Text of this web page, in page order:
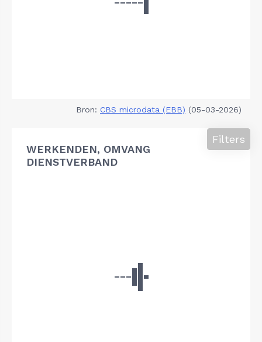
Bron: CBS microdata (EBB) (05-03-2026)
WERKENDEN, OMVANG
DIENSTVERBAND
Filters